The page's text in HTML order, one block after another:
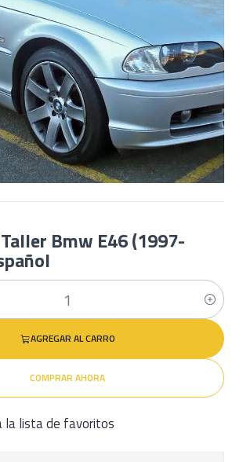
Bmw E46 (1997-
AGREGAR AL CARRO
COMPRAR AHORA
la lista de favoritos